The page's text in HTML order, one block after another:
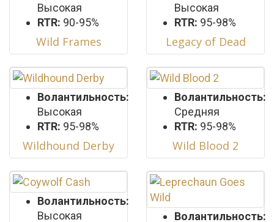
Высокая
RTR: 90-95%
Wild Frames
Высокая
RTR: 95-98%
Legacy of Dead
Волантильность:
Высокая
RTR: 95-98%
Wildhound Derby
Волантильность:
Средняя
RTR: 95-98%
Wild Blood 2
Волантильность:
Высокая
Волантильность: